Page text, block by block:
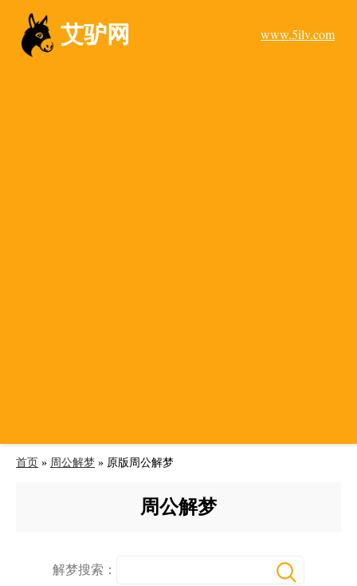
www.5ilv.com
艾驴网
首页 » 周公解梦 » 原版周公解梦
周公解梦
解梦搜索：